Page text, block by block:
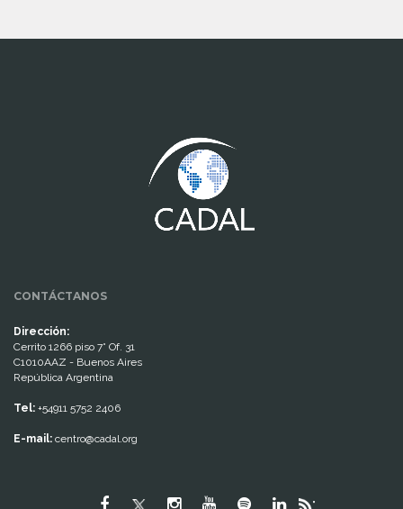
CONTÁCTANOS
Dirección:
Cerrito 1266 piso 7° Of. 31
C1010AAZ - Buenos Aires
República Argentina
Tel: +54911 5752 2406
E-mail: centro@cadal.org
"